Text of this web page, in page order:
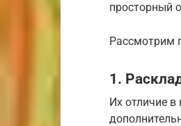
просторный
Рассмотрим
1.
Их отличие